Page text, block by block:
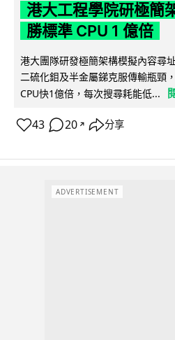
港大工程學院研極簡
勝標準 CPU 1 億倍
港大團隊研發極簡架構模擬內容尋
二硫化鉬及半金屬銻克服傳輸瓶頸
CPU快1億倍，每次搜尋耗能低...
43 20 ↗ 分享
ADVERTISEMENT